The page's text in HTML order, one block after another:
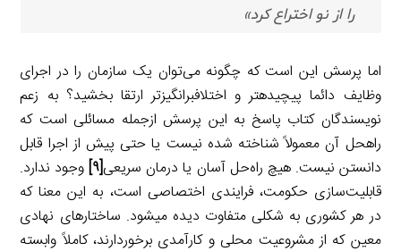
را از نو اختراع کرد»
اما پرسش این است که چگونه می‌توان یک سازمان را در اجرای
وظایف دائما پیچیده‎تر و اختلاف‎برانگیزتر ارتقا بخشید؟ به زعم
نویسندگان کتاب پاسخ به این پرسش ازجمله مسائلی است که
راه‎حل آن معمولاً شناخته شده نیست یا حتی پیش از اجرا قابل
دانستن نیست. هیچ راه‌حل آسان یا درمان سریعی[۹]
وجود ندارد.
قابلیت‌سازی حکومت، فرایندی اختصاصی است، به این معنا که
در هر کشوری به شکلی متفاوت دیده می‎شود. ساختارهای نهادی
معین که از مشروعیت محلی و کارآمدی برخوردارند، کاملاً وابسته